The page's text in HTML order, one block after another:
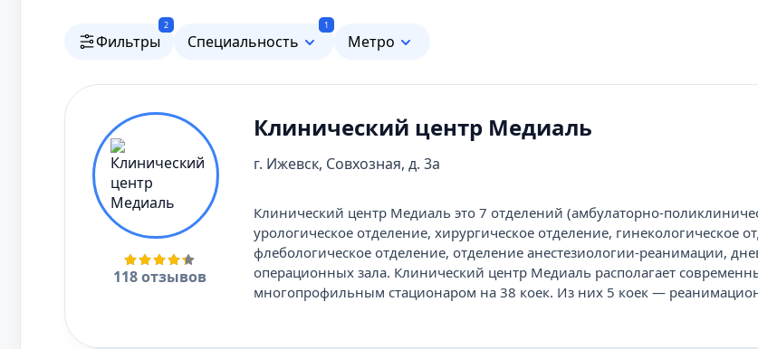
Фильтры
2
Специальность
1
Метро
118 отзывов
Клинический центр Медиаль
г. Ижевск, Совхозная, д. 3а
Клинический центр Медиаль это 7 отделений (амбулаторно-
урологическое отделение, хирургическое отделение, гинекологическое
флебологическое отделение, отделение анестезиологии-реанимации,
операционных зала. Клинический центр Медиаль располагает
многопрофильным стационаром на 38 коек. Из них 5 коек —